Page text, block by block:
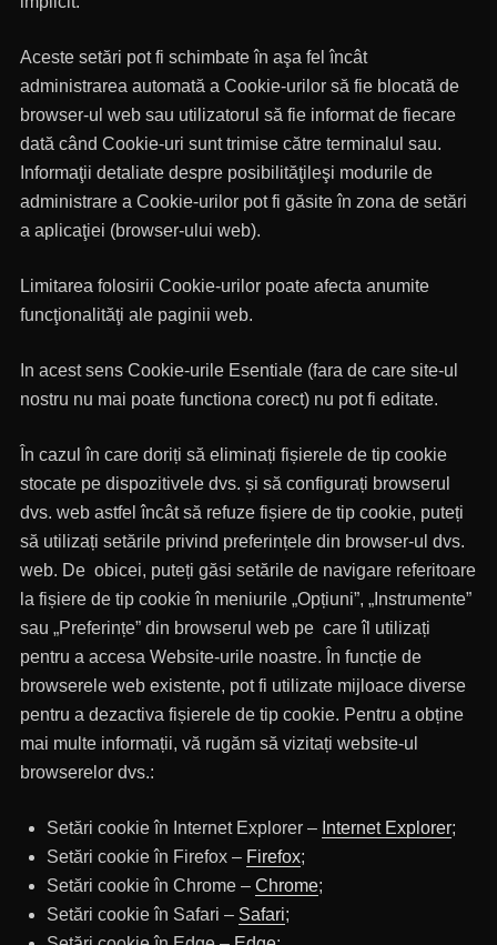
Aceste setări pot fi schimbate în aşa fel încât
administrarea automată a Cookie-urilor să fie blocată de
browser-ul web sau utilizatorul să fie informat de fiecare
dată când Cookie-uri sunt trimise către terminalul sau.
Informaţii detaliate despre posibilităţileşi modurile de
administrare a Cookie-urilor pot fi găsite în zona de setări
a aplicaţiei (browser-ului web).
Limitarea folosirii Cookie-urilor poate afecta anumite
funcţionalităţi ale paginii web.
In acest sens Cookie-urile Esentiale (fara de care site-ul
nostru nu mai poate functiona corect) nu pot fi editate.
În cazul în care doriți să eliminați fișierele de tip cookie
stocate pe dispozitivele dvs. și să configurați browserul
dvs. web astfel încât să refuze fișiere de tip cookie, puteți
să utilizați setările privind preferințele din browser-ul dvs.
web. De obicei, puteți găsi setările de navigare referitoare
la fișiere de tip cookie în meniurile „Opțiuni”, „Instrumente”
sau „Preferințe” din browserul web pe care îl utilizați
pentru a accesa Website-urile noastre. În funcție de
browserele web existente, pot fi utilizate mijloace diverse
pentru a dezactiva fișierele de tip cookie. Pentru a obține
mai multe informații, vă rugăm să vizitați website-ul
browserelor dvs.:
Setări cookie în Internet Explorer – Internet Explorer;
Setări cookie în Firefox – Firefox;
Setări cookie în Chrome – Chrome;
Setări cookie în Safari – Safari;